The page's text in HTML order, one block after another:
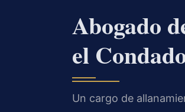
Abogado
el
Un cargo de